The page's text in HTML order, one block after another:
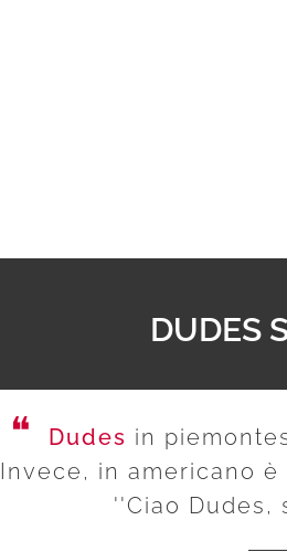
DUDES
❝ Dudes in
Invece, in americano
''Ciao Dudes,